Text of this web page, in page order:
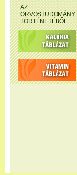
AZ
ORVOSTUDOMÁNY
TÖRTÉNETÉBŐL